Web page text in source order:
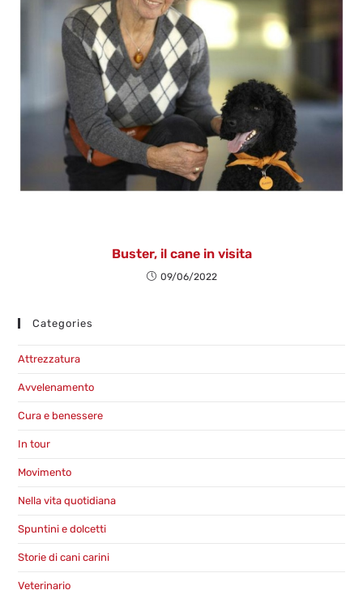
Buster, il cane in visita
09/06/2022
Categories
Attrezzatura
Avvelenamento
Cura e benessere
In tour
Movimento
Nella vita quotidiana
Spuntini e dolcetti
Storie di cani carini
Veterinario